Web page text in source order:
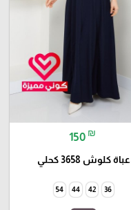
150 ₪
عباة كلوش 3658 كحلي
36
42
44
54